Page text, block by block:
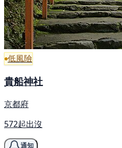
低風險
貴船神社
京都府
572起出沒
通知